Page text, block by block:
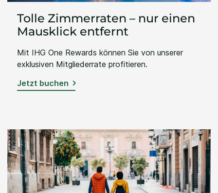
Tolle Zimmerraten – nur einen
Mausklick entfernt
Mit IHG One Rewards können Sie von unserer
exklusiven Mitgliederrate profitieren.
Jetzt buchen